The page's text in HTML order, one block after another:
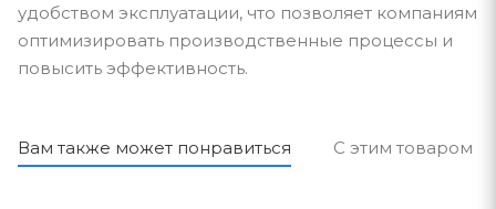
удобством эксплуатации, что позволяет компаниям
оптимизировать производственные процессы и
повысить эффективность.
Вам также может понравиться С этим товаром